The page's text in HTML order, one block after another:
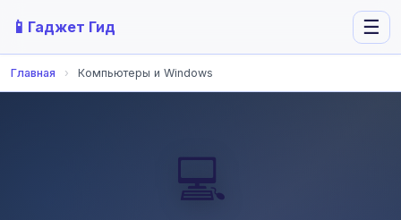
📱 Гаджет Гид ☰
Главная › Компьютеры и Windows
💻